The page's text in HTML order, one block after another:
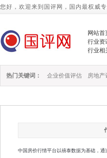
您好，欢迎来到国评网，国内最权威专
网站首
行业资
行业相
热门关键词： 企业价值评估 房地产
中国房价行情平台以禧泰数据为基础，